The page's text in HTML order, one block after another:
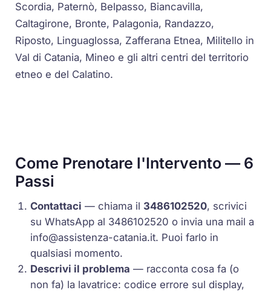
Scordia, Paternò, Belpasso, Biancavilla,
Caltagirone, Bronte, Palagonia, Randazzo,
Riposto, Linguaglossa, Zafferana Etnea, Militello in
Val di Catania, Mineo e gli altri centri del territorio
etneo e del Calatino.
Come Prenotare l'Intervento — 6
Passi
Contattaci — chiama il 3486102520, scrivici
su WhatsApp al 3486102520 o invia una mail a
info@assistenza-catania.it. Puoi farlo in
qualsiasi momento.
Descrivi il problema — racconta cosa fa (o
non fa) la lavatrice: codice errore sul display,